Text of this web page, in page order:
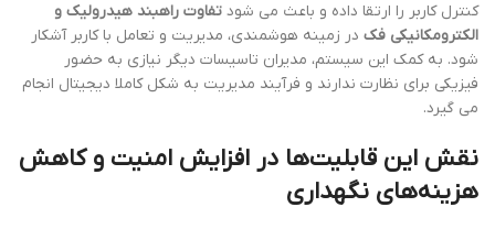
کنترل کاربر را ارتقا داده و باعث می شود تفاوت راهبند هیدرولیک و
الکترومکانیکی فک در زمینه هوشمندی، مدیریت و تعامل با کاربر آشکار
شود. به کمک این سیستم، مدیران تاسیسات دیگر نیازی به حضور
فیزیکی برای نظارت ندارند و فرآیند مدیریت به شکل کاملا دیجیتال انجام
می گیرد.
نقش این قابلیت‌ها در افزایش امنیت و کاهش
هزینه‌های نگهداری